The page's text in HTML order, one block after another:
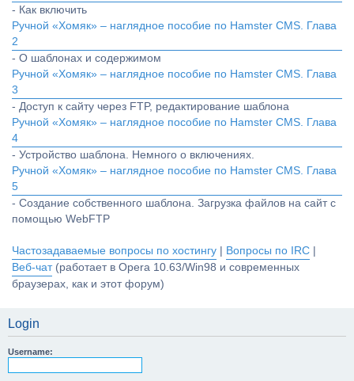
- Как включить
Ручной «Хомяк» – наглядное пособие по Hamster CMS. Глава
2
- О шаблонах и содержимом
Ручной «Хомяк» – наглядное пособие по Hamster CMS. Глава
3
- Доступ к сайту через FTP, редактирование шаблона
Ручной «Хомяк» – наглядное пособие по Hamster CMS. Глава
4
- Устройство шаблона. Немного о включениях.
Ручной «Хомяк» – наглядное пособие по Hamster CMS. Глава
5
- Создание собственного шаблона. Загрузка файлов на сайт с
помощью WebFTP
Частозадаваемые вопросы по хостингу Вопросы по IRC
Веб-чат(работает в Opera 10.63/Win98 и современных
браузерах, как и этот форум)
Login
Username: